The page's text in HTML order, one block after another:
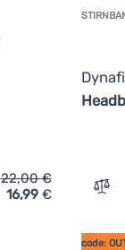
'Stirnband Dynafit
22,00€
16,99 €
code: